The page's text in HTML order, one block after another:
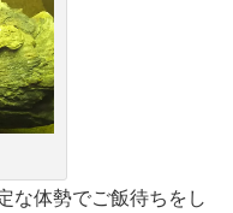
な体勢でご飯待ちをし